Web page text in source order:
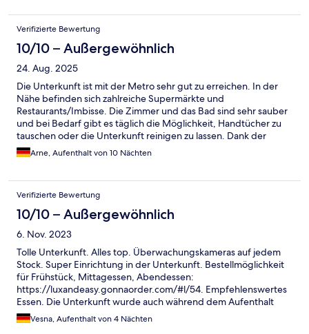
Verifizierte Bewertung
10/10 – Außergewöhnlich
24. Aug. 2025
Die Unterkunft ist mit der Metro sehr gut zu erreichen. In der
Nähe befinden sich zahlreiche Supermärkte und
Restaurants/Imbisse. Die Zimmer und das Bad sind sehr sauber
und bei Bedarf gibt es täglich die Möglichkeit, Handtücher zu
tauschen oder die Unterkunft reinigen zu lassen. Dank der
Klimaanlage immer angenehm kühl. Wenn man die Schlafcouch
nutzt, ist es es Abends sehr hellhörig aufgrund des Hausflurs.
Besteck/Geschirr gibt. Aufgrund der zahlreichen Imbisse in
unmittelbarer Nähe ist das jedoch zu vernachlässigen.
Arne, Aufenthalt von 10 Nächten
Verifizierte Bewertung
10/10 – Außergewöhnlich
6. Nov. 2023
Tolle Unterkunft. Alles top. Überwachungskameras auf jedem
Stock. Super Einrichtung in der Unterkunft. Bestellmöglichkeit
für Frühstück, Mittagessen, Abendessen:
https://luxandeasy.gonnaorder.com/#l/54. Empfehlenswertes
Essen. Die Unterkunft wurde auch während dem Aufenthalt
geputzt, frische Handtücher wurden zur Verfügung gestellt. Die
Küche hat alles was man für einen Auftenthalt braucht. Der
Vesna, Aufenthalt von 4 Nächten